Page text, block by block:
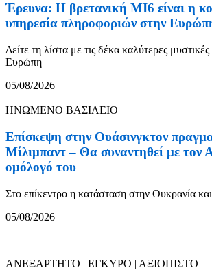
Έρευνα: Η βρετανική MI6 είναι η
υπηρεσία πληροφοριών στην
Δείτε τη λίστα με τις δέκα καλύτερες
Ευρώπη
05/08/2026
ΗΝΩΜΕΝΟ ΒΑΣΙΛΕΙΟ
Επίσκεψη στην Ουάσινγκτον
Μίλιμπαντ – Θα συναντηθεί με τον
ομόλογό του
Στο επίκεντρο η κατάσταση στην Ουκρανία
05/08/2026
ΑΝΕΞΑΡΤΗΤΟ | ΕΓΚΥΡΟ | ΑΞΙΟΠΙΣΤΟ